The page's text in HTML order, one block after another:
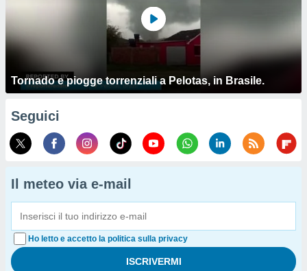
Tornado e piogge torrenziali a Pelotas, in Brasile.
Seguici
Il meteo via e-mail
Ho letto e accetto la politica sulla privacy